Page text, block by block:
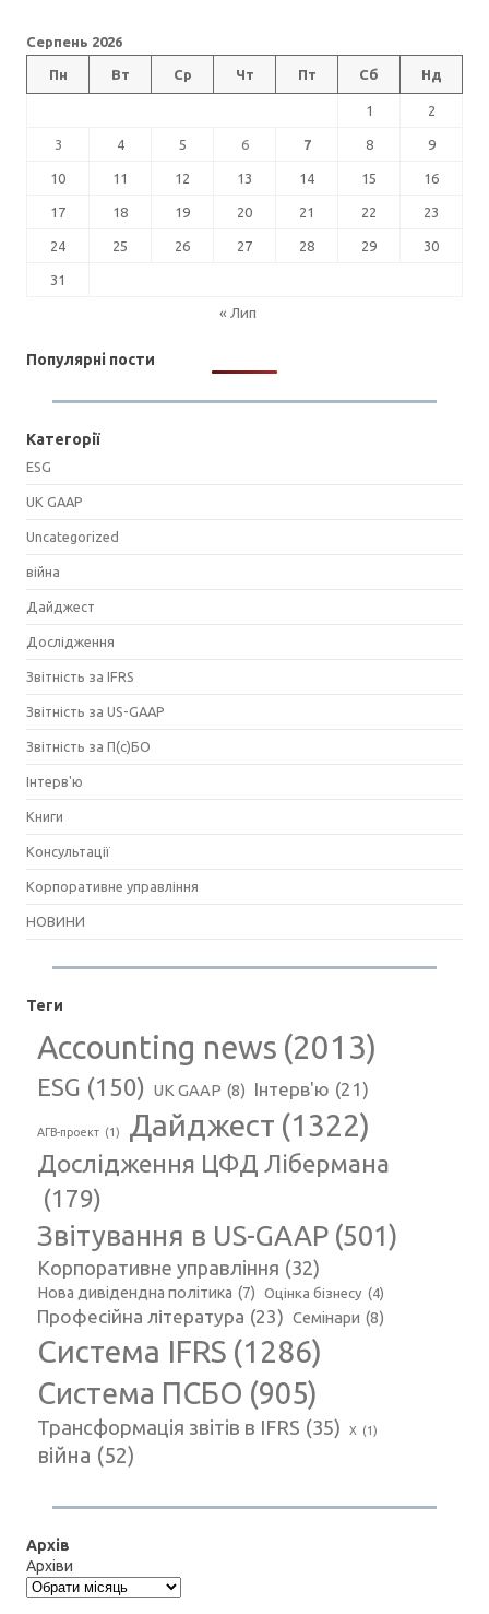
Серпень 2026
Пн Вт Ср Чт Пт Сб Нд
1 2
3 4 5 6 7 8 9
10 11 12 13 14 15 16
17 18 19 20 21 22 23
24 25 26 27 28 29 30
31
« Лип
Популярні пости
Категорії
ESG
UK GAAP
Uncategorized
війна
Дайджест
Дослідження
Звітність за IFRS
Звітність за US-GAAP
Звітність за П(с)БО
Інтерв'ю
Книги
Консультації
Корпоративне управління
НОВИНИ
Теги
Accounting news (2013)
ESG (150) UK GAAP (8) Інтерв'ю (21)
АГВ-проект (1) Дайджест (1322)
Дослідження ЦФД Лібермана
(179)
Звітування в US-GAAP (501)
Корпоративне управління (32)
Нова дивідендна політика (7) Оцінка бізнесу (4)
Професійна література (23) Семінари (8)
Система IFRS (1286)
Система ПСБО (905)
Трансформація звітів в IFRS (35) Х (1)
війна (52)
Архів
Архіви